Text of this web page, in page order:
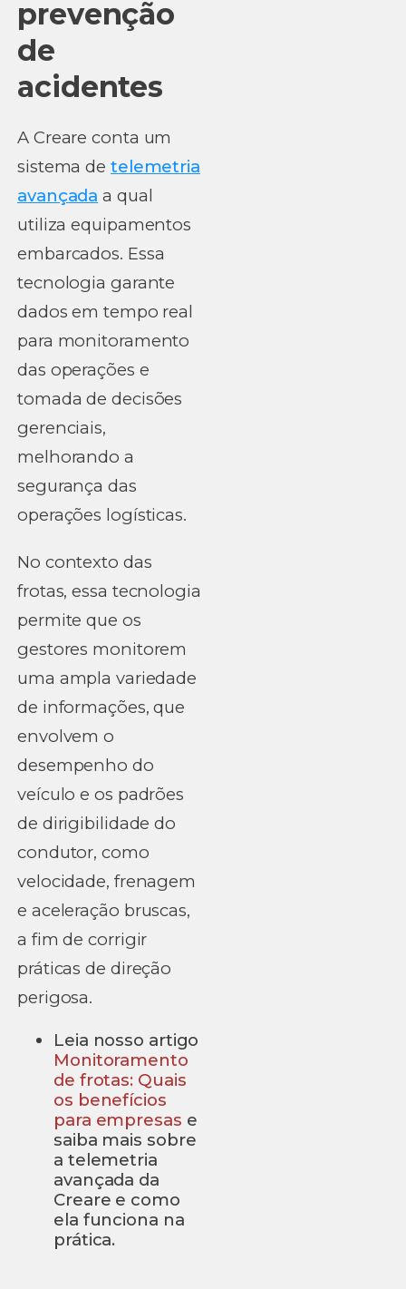
prevenção
de
acidentes
A Creare conta um
sistema de telemetria
avançada a qual
utiliza equipamentos
embarcados. Essa
tecnologia garante
dados em tempo real
para monitoramento
das operações e
tomada de decisões
gerenciais,
melhorando a
segurança das
operações logísticas.
No contexto das
frotas, essa tecnologia
permite que os
gestores monitorem
uma ampla variedade
de informações, que
envolvem o
desempenho do
veículo e os padrões
de dirigibilidade do
condutor, como
velocidade, frenagem
e aceleração bruscas,
a fim de corrigir
práticas de direção
perigosa.
Leia nosso artigo
Monitoramento
de frotas: Quais
os benefícios
para empresas e
saiba mais sobre
a telemetria
avançada da
Creare e como
ela funciona na
prática.